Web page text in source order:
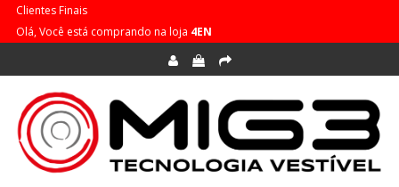
Clientes Finais
Olá, Você está comprando na loja 4EN